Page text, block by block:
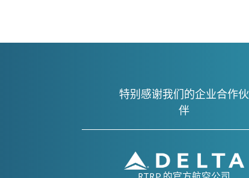
特别感谢我们的企业合作伙
伴